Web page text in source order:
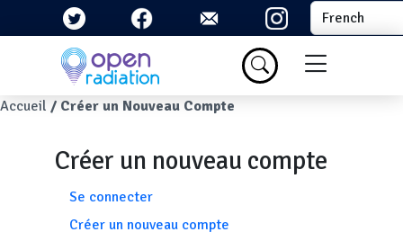
Aller au contenu principal Select your
Menu du
Fil d'Ariane
Accueil Créer un Nouveau Compte
Créer un nouveau compte
Onglets principaux
Se connecter
Créer un nouveau compte